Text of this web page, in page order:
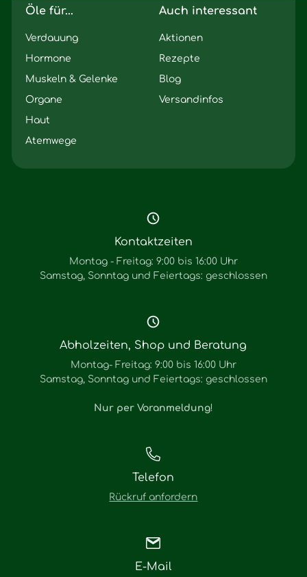
Öle für...
Verdauung
Hormone
Muskeln & Gelenke
Organe
Haut
Atemwege
Auch interessant
Aktionen
Rezepte
Blog
Versandinfos
Kontaktzeiten
Montag - Freitag: 9:00 bis 16:00 Uhr
Samstag, Sonntag und Feiertags: geschlossen
Abholzeiten, Shop und Beratung
Montag- Freitag: 9:00 bis 16:00 Uhr
Samstag, Sonntag und Feiertags: geschlossen
Nur per Voranmeldung!
Telefon
Rückruf anfordern
E-Mail